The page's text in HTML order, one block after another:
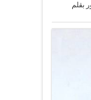
بقلم